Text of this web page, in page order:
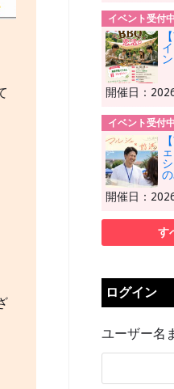
イベント受付中
開催日：
イベント受付中
開催日：
す
ログイン
ユーザー名